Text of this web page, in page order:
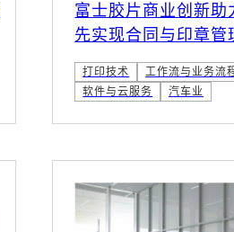
富士胶片商业创新助
先实现合同与印章管
打印技术
工作流与业务流
软件与云服务
汽车业